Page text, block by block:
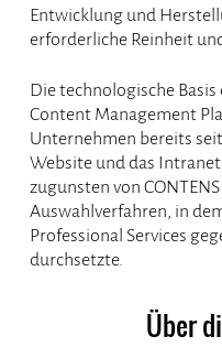
Entwicklung und
erforderliche Reinheit
Die technologische
Content Management
Unternehmen bereits
Website und das
zugunsten von
Auswahlverfahren, in
Professional Services
durchsetzte.
Über